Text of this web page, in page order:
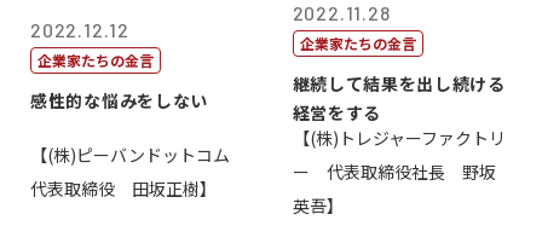
2022.12.12
企業家たちの金言
感性的な悩みをしない
【(株)ピーバンドットコム
代表取締役 田坂正樹】
2022.11.28
企業家たちの金言
継続して結果を出し続ける
経営をする
【(株)トレジャーファクトリ
ー 代表取締役社長 野坂
英吾】